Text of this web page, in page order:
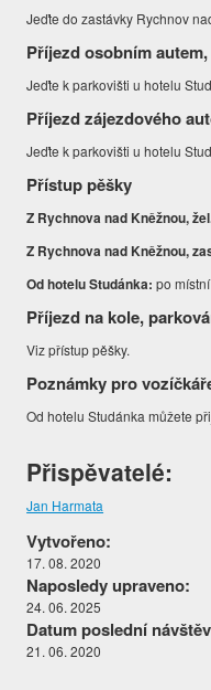
Jeďte do zastávky Rychnov
Příjezd osobním
Jeďte k parkovišti u hotelu
Příjezd zájezdového
Jeďte k parkovišti u hotelu
Přístup pěšky
Z Rychnova nad Kněžnou,
Z Rychnova nad Kněžnou,
Od hotelu Studánka:po
Příjezd na kole,
Viz přístup pěšky.
Poznámky pro
Od hotelu Studánka můžete
Přispěvatelé:
Jan Harmata
Vytvořeno:
17. 08. 2020
Naposledy upraveno:
24. 06. 2025
Datum poslední
21. 06. 2020